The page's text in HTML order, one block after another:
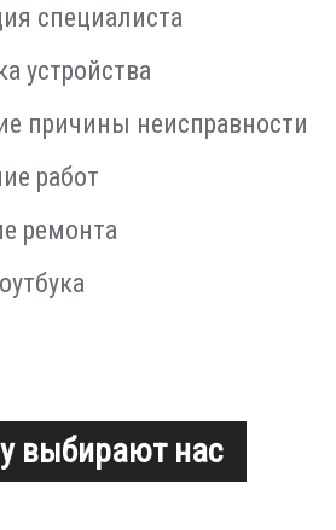
специалиста
устройства
причины неисправности
работ
ремонта
выбирают нас